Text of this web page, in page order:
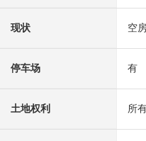
现状 空
停车场 有
土地权利 所